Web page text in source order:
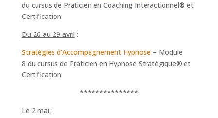
du cursus de Praticien en Coaching Interactionnel® et
Certification
Du 26 au 29 avril :
Stratégies d’Accompagnement Hypnose– Module
8 du cursus de Praticien en Hypnose Stratégique® et
Certification
***************
Le 2 mai :